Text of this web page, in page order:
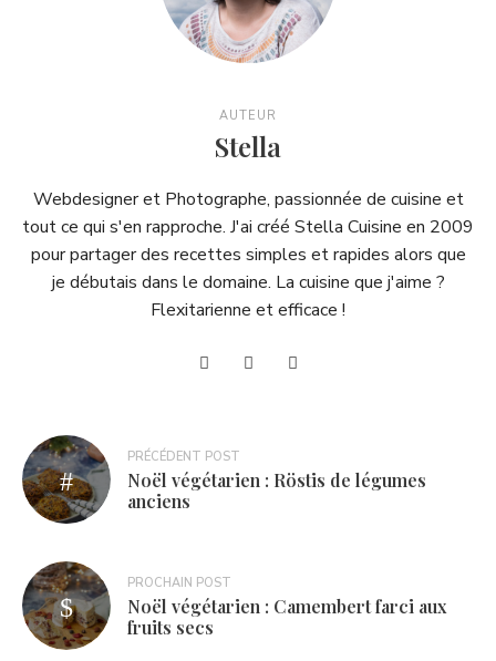
AUTEUR
Stella
Webdesigner et Photographe, passionnée de cuisine et
tout ce qui s'en rapproche. J'ai créé Stella Cuisine en 2009
pour partager des recettes simples et rapides alors que
je débutais dans le domaine. La cuisine que j'aime ?
Flexitarienne et efficace !
Navigation
de
l’article
PRÉCÉDENT POST
Noël végétarien : Röstis de légumes
anciens
PROCHAIN POST
Noël végétarien : Camembert farci aux
fruits secs